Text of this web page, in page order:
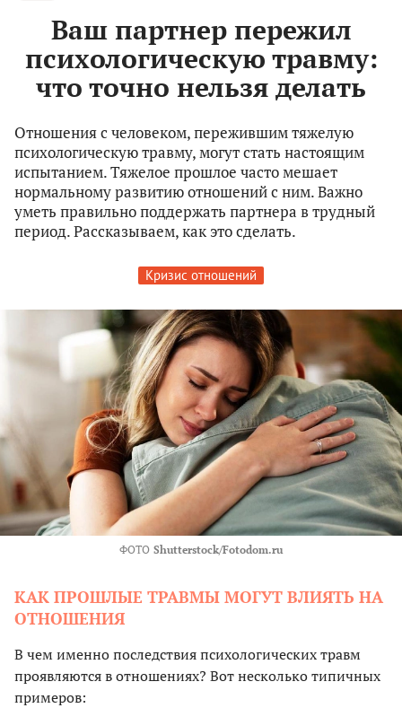
Ваш партнер пережил
психологическую травму:
что точно нельзя делать
Отношения с человеком, пережившим тяжелую
психологическую травму, могут стать настоящим
испытанием. Тяжелое прошлое часто мешает
нормальному развитию отношений с ним. Важно
уметь правильно поддержать партнера в трудный
период. Рассказываем, как это сделать.
Кризис отношений
ФОТО Shutterstock/Fotodom.ru
КАК ПРОШЛЫЕ ТРАВМЫ МОГУТ ВЛИЯТЬ НА
ОТНОШЕНИЯ
В чем именно последствия психологических травм
проявляются в отношениях? Вот несколько типичных
примеров: